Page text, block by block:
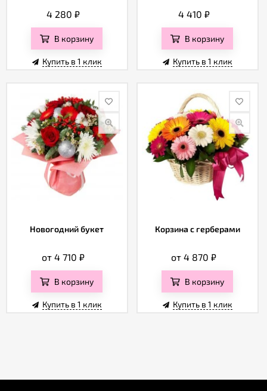
4 280₽
В корзину
Купить в 1 клик
4 410 ₽
В корзину
Купить в 1 клик
Новогодний букет
от 4 710₽
В корзину
Купить в 1 клик
Корзина с герберами
от 4 870₽
В корзину
Купить в 1 клик